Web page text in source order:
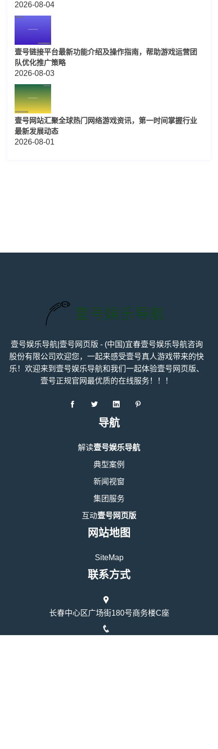
2026-08-04
壹号链接平台最新功能介绍及操作指南，帮助游戏运营团
队优化推广策略
2026-08-03
壹号网站汇聚全球热门网络游戏资讯，第一时间掌握行业
最新发展动态
2026-08-01
壹号娱乐导航|壹号网页版 - (中国)宜春壹号娱乐导航咨询
股份有限公司欢迎您，一起来感受壹号真人游戏带来的快
乐！欢迎来到壹号娱乐导航和我们一起体验壹号网页版、
壹号正规官网最优质的在线服务！！！
导航
解读壹号娱乐导航
典型案例
新闻视窗
集团服务
互动壹号网页版
网站地图
SiteMap
联系方式
长春中心区广场街180号商务楼C座